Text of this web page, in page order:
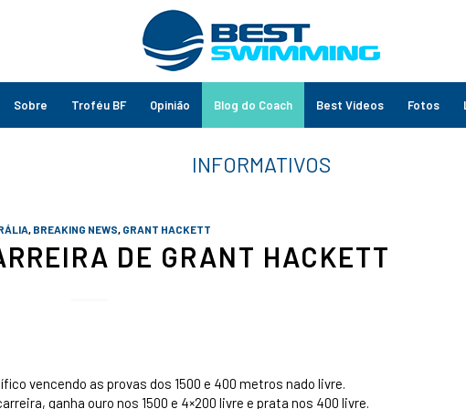
Sobre Troféu BF Opinião Blog do Coach Best Vídeos Fotos
, BREAKING NEWS, GRANT HACKETT
DE GRANT HACKETT
vencendo as provas dos 1500 e 400 metros nado livre.
ganha ouro nos 1500 e 4×200 livre e prata nos 400 livre.